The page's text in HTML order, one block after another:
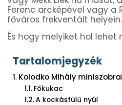
Ferenc arcképével vagy a
főváros frekventált helyein.
És hogy melyiket hol
Tartalomjegyzék
Kolodko Mihály
Főkukac
A kockásfülű nyúl